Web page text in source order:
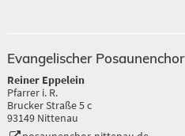
Evangelischer Posaunenchor
Reiner Eppelein
Pfarrer i. R.
Brucker Straße 5 c
93149 Nittenau